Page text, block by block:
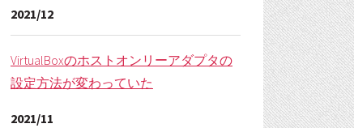
2021/12
VirtualBoxのホストオンリーアダプタの
設定方法が変わっていた
2021/11